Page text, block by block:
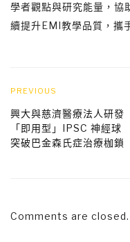
學者觀點與研究能量，協
續提升EMI教學品質，攜
PREVIOUS
興大與慈濟醫療法人研發
「即用型」IPSC 神經球
突破巴金森氏症治療枷鎖
Comments are closed.